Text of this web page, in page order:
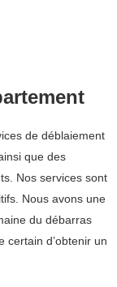
de déblaiement
que des
Nos services sont
Nous avons une
du débarras
certain d’obtenir un